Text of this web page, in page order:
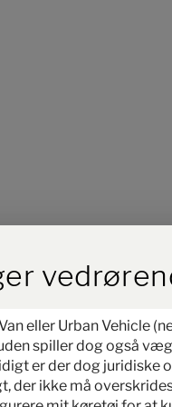
der
eller Urban Vehicle
spiller dog også
er der dog
ikke må